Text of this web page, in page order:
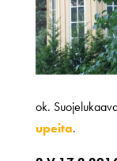
ok.
upeita.